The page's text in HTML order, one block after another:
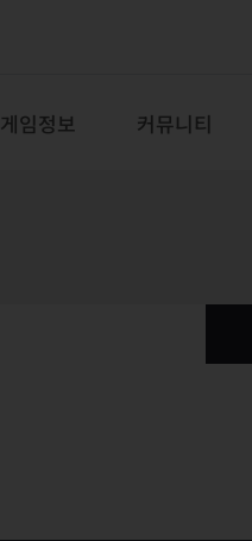
게임정보 커뮤니티